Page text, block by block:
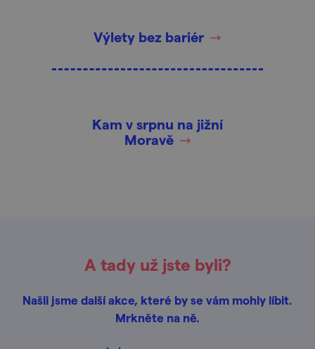
Výlety bez bariér
Kam v srpnu na jižní
Moravě
A tady už jste byli?
Našli jsme další akce, které by se vám mohly líbit.
Mrkněte na ně.